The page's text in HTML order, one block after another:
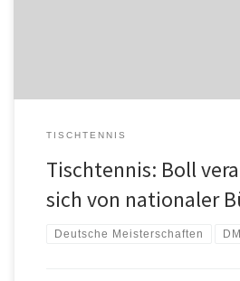
TISCHTENNIS
Tischtennis: Boll
sich von nationaler
Deutsche Meisterschaften DM